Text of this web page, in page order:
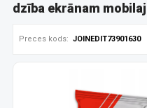
dzība ekrānam
Preces kods: JOINEDIT73901630